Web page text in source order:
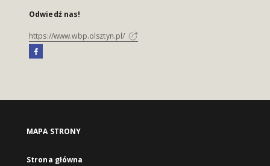
Odwiedź nas!
https://www.wbp.olsztyn.pl/
MAPA STRONY
Strona główna